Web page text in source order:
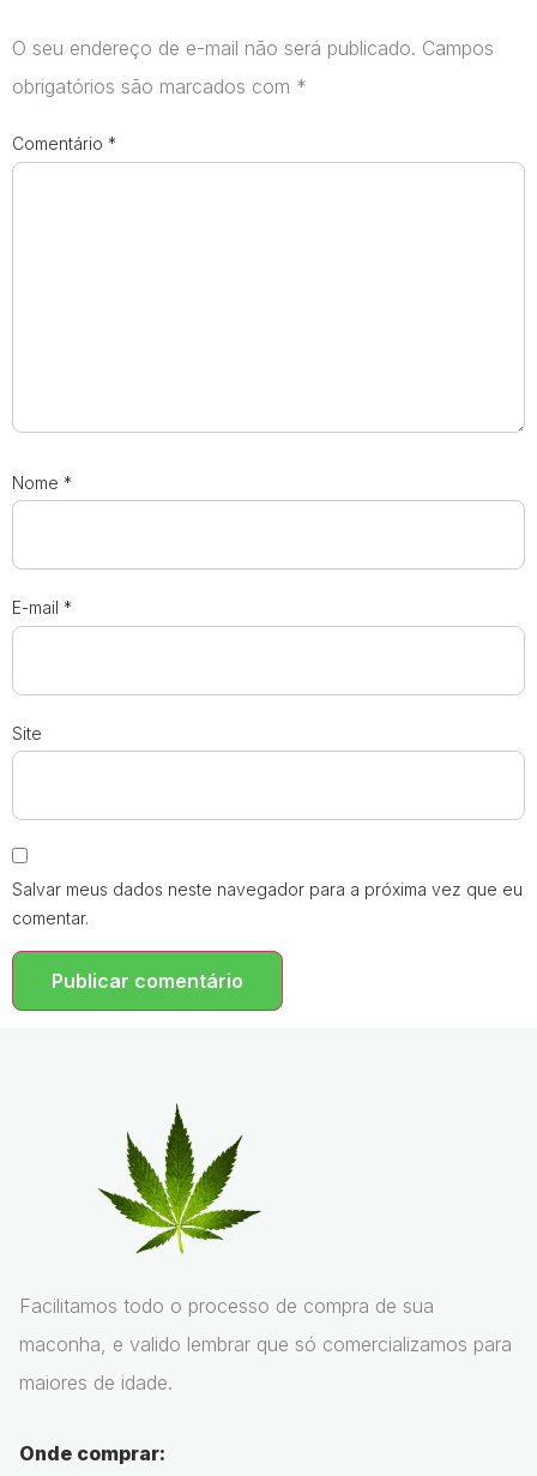
O seu endereço de e-mail não será publicado. Campos
obrigatórios são marcados com *
Comentário *
Nome *
E-mail *
Site
Salvar meus dados neste navegador para a próxima vez que eu
comentar.
Facilitamos todo o processo de compra de sua
maconha, e valido lembrar que só comercializamos para
maiores de idade.
Onde comprar: